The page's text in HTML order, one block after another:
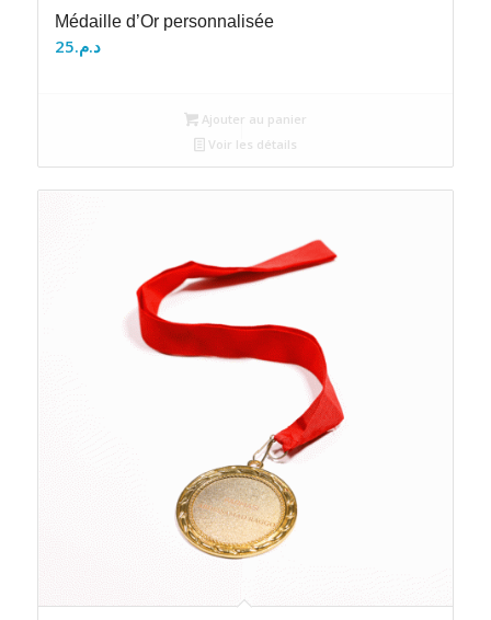
Médaille d’Or personnalisée
د.م.25
Ajouter au panier
Voir les détails